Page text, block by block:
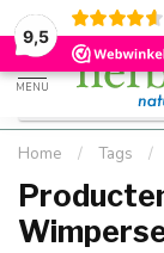
9,5
Kostenloser
Schnell geliefert
MENU
Home / Tags /